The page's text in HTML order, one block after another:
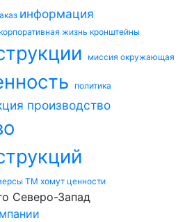
информация
корпоративная жизнь кронштейны
миссия окружающая
политика
производство
ТМ хомут ценности
Северо-Запад